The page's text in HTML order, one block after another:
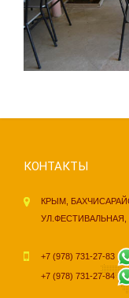
КОНТАКТЫ
КРЫМ,
УЛ.ФЕСТИВАЛЬНАЯ,
+7 (978) 731-27-83
+7 (978) 731-27-84